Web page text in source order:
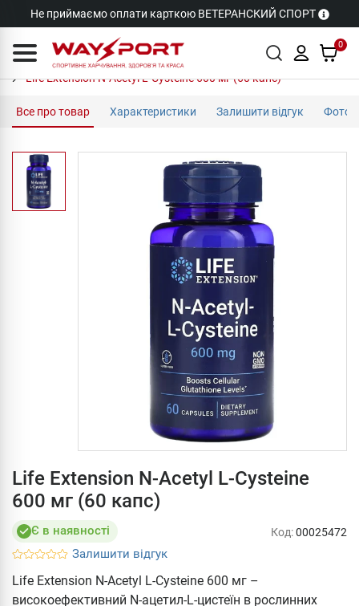
Не приймаємо оплати карткою ВЕТЕРАНСКИЙ СПОРТ
0
Life Extension N-Acetyl L-Cysteine 600 мг (60 капс)
Все про товар Характеристики Залишити відгук Фото
Life Extension N-Acetyl L-Cysteine
600 мг (60 капс)
Є в наявності
Залишити відгук
Код:00025472
Life Extension N-Acetyl L-Cysteine 600 мг –
високоефективний N-ацетил-L-цистеїн в рослинних